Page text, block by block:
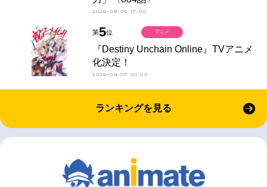
2026-08-06 17:00
第5位
『Destiny Unchain Online』TVアニメ
化決定！
2026-08-07 00:00
アニメ
ランキングを見る